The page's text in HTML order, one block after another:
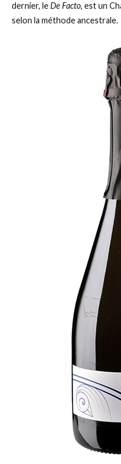
dernier, leDe Facto, est un
selon la méthode ancestrale.